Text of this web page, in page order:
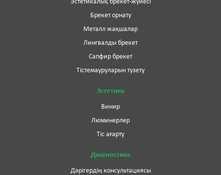
Эстетикалық брекет-жүйесі
Брекет орнату
Металл жақшалар
Лингвалды брекет
Сапфир брекет
Тістемауруларын түзету
Эстетика
Винир
Люминерлер
Тіс ағарту
Диагностика
Дәрігердің консультациясы